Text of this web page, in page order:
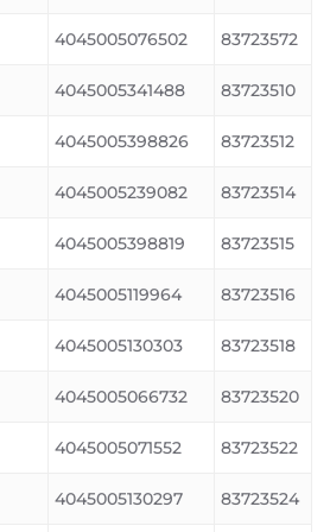
4045005076502 83723572
4045005341488 83723510
4045005398826 83723512
4045005239082 83723514
4045005398819 83723515
4045005119964 83723516
4045005130303 83723518
4045005066732 83723520
4045005071552 83723522
4045005130297 83723524